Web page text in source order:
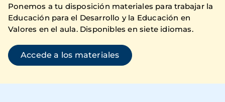
Ponemos a tu disposición materiales para trabajar la
Educación para el Desarrollo y la Educación en
Valores en el aula. Disponibles en siete idiomas.
Accede a los materiales